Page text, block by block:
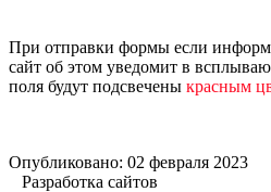
При отправки формы если
сайт об этом уведомит в
поля будут подсвечены красным
Опубликовано: 02 февраля 2023
Разработка сайтов